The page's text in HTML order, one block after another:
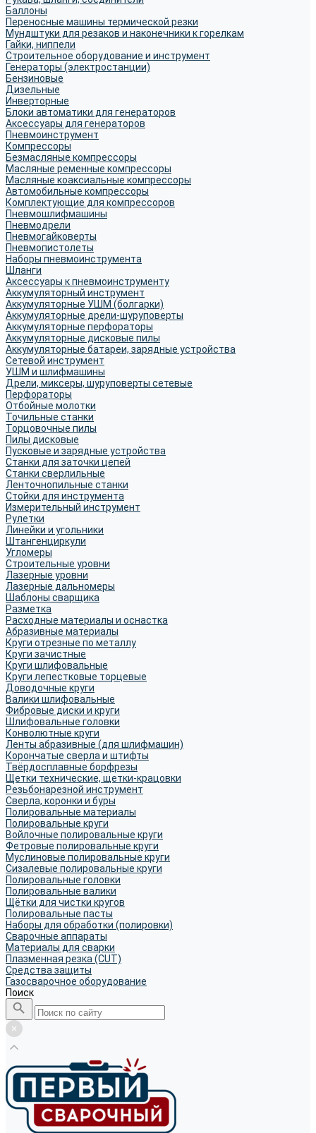
Баллоны
Переносные машины термической резки
Мундштуки для резаков и наконечники к горелкам
Гайки, ниппели
Строительное оборудование и инструмент
Генераторы (электростанции)
Бензиновые
Дизельные
Инверторные
Блоки автоматики для генераторов
Аксессуары для генераторов
Пневмоинструмент
Компрессоры
Безмасляные компрессоры
Масляные ременные компрессоры
Масляные коаксиальные компрессоры
Автомобильные компрессоры
Комплектующие для компрессоров
Пневмошлифмашины
Пневмодрели
Пневмогайковерты
Пневмопистолеты
Наборы пневмоинструмента
Шланги
Аксессуары к пневмоинструменту
Аккумуляторный инструмент
Аккумуляторные УШМ (болгарки)
Аккумуляторные дрели-шуруповерты
Аккумуляторные перфораторы
Аккумуляторные дисковые пилы
Аккумуляторные батареи, зарядные устройства
Сетевой инструмент
УШМ и шлифмашины
Дрели, миксеры, шуруповерты сетевые
Перфораторы
Отбойные молотки
Точильные станки
Торцовочные пилы
Пилы дисковые
Пусковые и зарядные устройства
Станки для заточки цепей
Станки сверлильные
Ленточнопильные станки
Стойки для инструмента
Измерительный инструмент
Рулетки
Линейки и угольники
Штангенциркули
Угломеры
Строительные уровни
Лазерные уровни
Лазерные дальномеры
Шаблоны сварщика
Разметка
Расходные материалы и оснастка
Абразивные материалы
Круги отрезные по металлу
Круги зачистные
Круги шлифовальные
Круги лепестковые торцевые
Доводочные круги
Валики шлифовальные
Фибровые диски и круги
Шлифовальные головки
Конволютные круги
Ленты абразивные (для шлифмашин)
Корончатые сверла и штифты
Твёрдосплавные борфрезы
Щетки технические, щетки-крацовки
Резьбонарезной инструмент
Сверла, коронки и буры
Полировальные материалы
Полировальные круги
Войлочные полировальные круги
Фетровые полировальные круги
Муслиновые полировальные круги
Cизалевые полировальные круги
Полировальные головки
Полировальные валики
Щётки для чистки кругов
Полировальные пасты
Наборы для обработки (полировки)
Сварочные аппараты
Материалы для сварки
Плазменная резка (CUT)
Средства защиты
Газосварочное оборудование
Поиск